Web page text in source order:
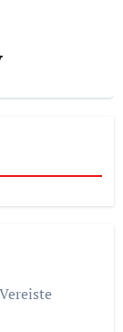
Vereiste